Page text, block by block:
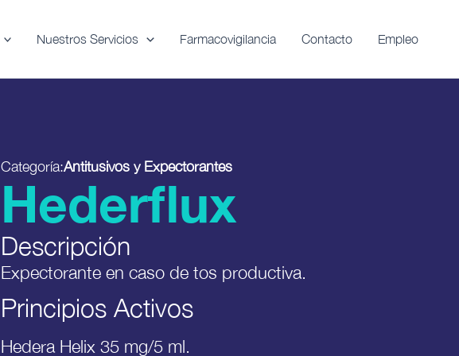
Nuestros Servicios Farmacovigilancia Contacto Empleo
Categoría:Antitusivos y Expectorantes
Hederflux
Descripción
Expectorante en caso de tos productiva.
Principios Activos
Hedera Helix 35 mg/5 ml.